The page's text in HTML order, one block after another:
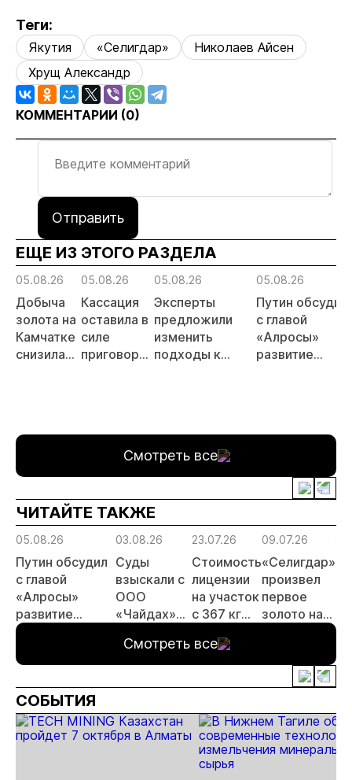
Теги:
Якутия «Селигдар»
Николаев Айсен
Хрущ Александр
КОММЕНТАРИИ (0)
Отправить
ЕЩЕ ИЗ ЭТОГО РАЗДЕЛА
05.08.26
Добыча
золота на
Камчатке
снизилась
05.08.26
Кассация
оставила в
силе
приговор
05.08.26
Эксперты
предложили
изменить
подходы к
лицензирования
05.08.26
Путин обсудил
с главой
«Алросы»
развитие
Смотреть все
ЧИТАЙТЕ ТАКЖЕ
05.08.26
Путин обсудил
с главой
«Алросы»
развитие
золотодобычи
энергетических
проектов в
Якутии
03.08.26
Суды
взыскали с
ООО
«Чайдах»
рублей за
незаконную
добычу
Якутии
23.07.26
Стоимость
лицензии
на участок
с 367 кг
Якутии
выросла
почти в 50
09.07.26
«Селигдар»
произвел
первое
золото на
Смотреть все
СОБЫТИЯ